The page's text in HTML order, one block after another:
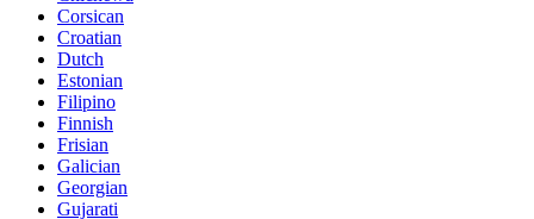
Corsican
Croatian
Dutch
Estonian
Filipino
Finnish
Frisian
Galician
Georgian
Gujarati